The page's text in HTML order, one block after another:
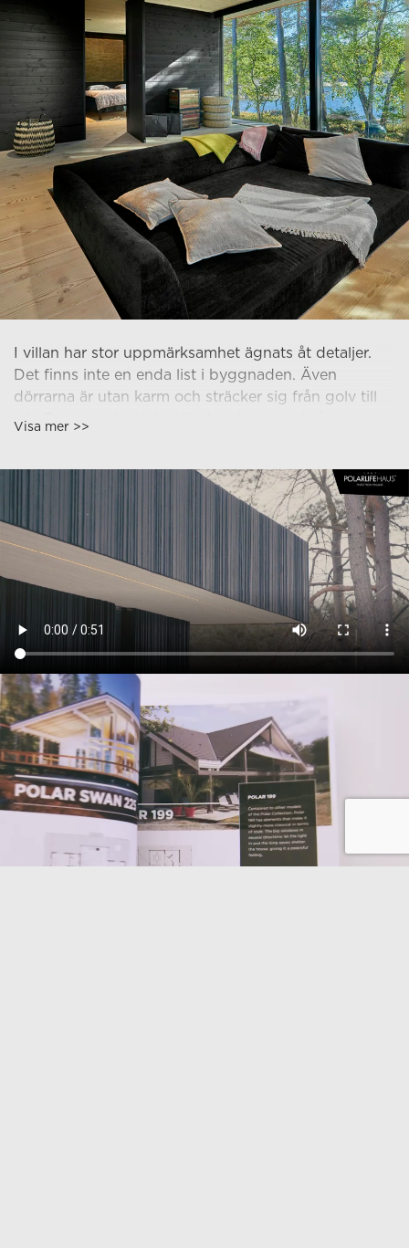
gillar tanken att köksön är som en öppen DJ-bord
som styr atmosfären i hela rummet. För att
säkerställa integritet och ljudisolering har sovrummen
placerats i de yttre hörnen av byggnaden, separat
från varandra. Även där finns en vägg helt i glas. Vi
utvecklade en egen teknik för ytterväggarna med
träpaneler brända till kolsvart färg, inspirerad av den
japanska traditionen.
I villan har stor uppmärksamhet ägnats åt detaljer.
Det finns inte en enda list i byggnaden. Även
dörrarna är utan karm och sträcker sig från golv till
tak. Drama och starka känslor skapas också genom
och kontrasterar mot de mörka väggarna som snö.
På kvällen belyses interiören och omgivningen med
olika ljuslägen för att skapa olika stämningar, som
kan styras tidsinställt efter naturen.
Inredningsarkitekten, Head of Design,
dSign Vertti Kivi & Co
Visa mer >>